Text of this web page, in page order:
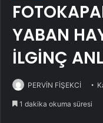
YABAN
İLGİNÇ
PERVİN FİŞEKCİ
1 dakika okuma süresi